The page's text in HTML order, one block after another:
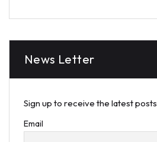
News Letter
Sign up to receive the latest
Email